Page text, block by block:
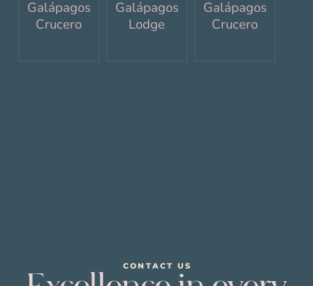
Galápagos
Crucero
Galápagos
Lodge
Galápagos
Crucero
CONTACT US